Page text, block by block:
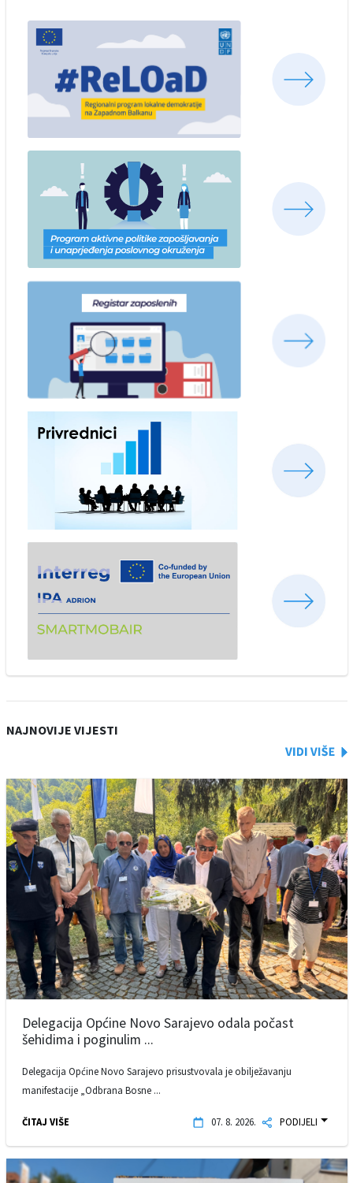
NAJNOVIJE VIJESTI
Delegacija Općine Novo Sarajevo odala počast
šehidima i poginulim ...
Delegacija Općine Novo Sarajevo prisustvovala je obilježavanju
manifestacije „Odbrana Bosne ...
ČITAJ VIŠE 07. 8. 2026. PODIJELI